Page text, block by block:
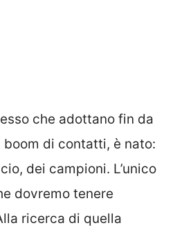
che adottano fin da
boom di contatti, è nato:
dei campioni. L’unico
dovremo tenere
ricerca di quella